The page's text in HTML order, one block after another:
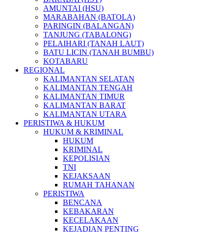
AMUNTAI (HSU)
MARABAHAN (BATOLA)
PARINGIN (BALANGAN)
TANJUNG (TABALONG)
PELAIHARI (TANAH LAUT)
BATU LICIN (TANAH BUMBU)
KOTABARU
REGIONAL
KALIMANTAN SELATAN
KALIMANTAN TENGAH
KALIMANTAN TIMUR
KALIMANTAN BARAT
KALIMANTAN UTARA
PERISTIWA & HUKUM
HUKUM & KRIMINAL
HUKUM
KRIMINAL
KEPOLISIAN
TNI
KEJAKSAAN
RUMAH TAHANAN
PERISTIWA
BENCANA
KEBAKARAN
KECELAKAAN
KEJADIAN PENTING